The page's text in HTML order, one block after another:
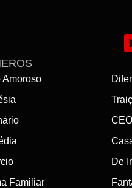
de vampiro de destaque
dessas séries dramáticas. Os
incentivando os espectadores a
Amoroso
CEO
De
Familiar